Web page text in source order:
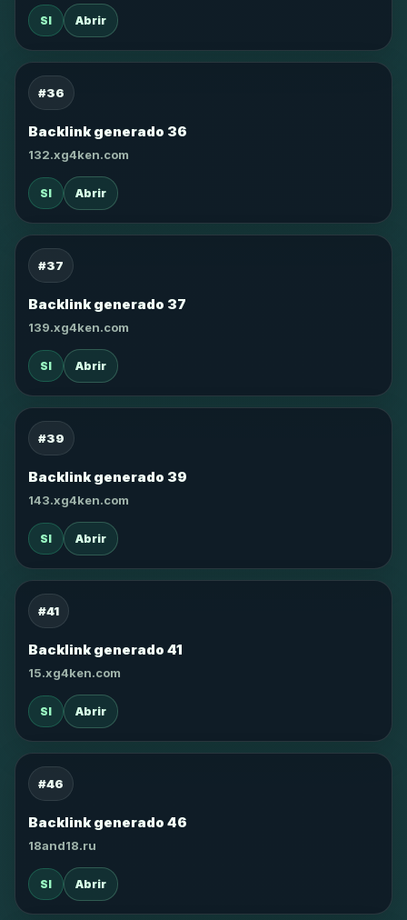
SI Abrir
#36
Backlink generado 36
132.xg4ken.com
SI Abrir
#37
Backlink generado 37
139.xg4ken.com
SI Abrir
#39
Backlink generado 39
143.xg4ken.com
SI Abrir
#41
Backlink generado 41
15.xg4ken.com
SI Abrir
#46
Backlink generado 46
18and18.ru
SI Abrir